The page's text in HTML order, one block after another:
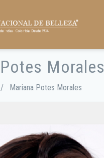
Morales
/ Mariana Potes Morales